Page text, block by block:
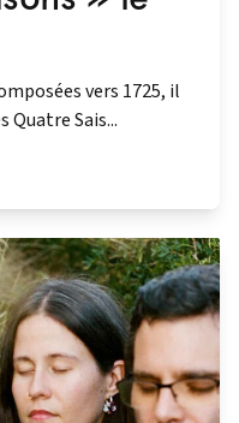
vers 1725, il
Quatre Sais...